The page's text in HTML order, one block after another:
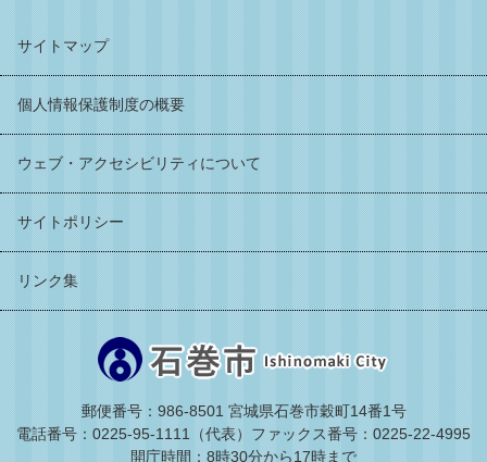
サイトマップ
個人情報保護制度の概要
ウェブ・アクセシビリティについて
サイトポリシー
リンク集
郵便番号：986-8501 宮城県石巻市穀町14番1号
電話番号：0225-95-1111（代表） ファックス番号：0225-22-4995
開庁時間：8時30分から17時まで